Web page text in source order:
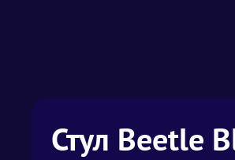
Стул Beetle